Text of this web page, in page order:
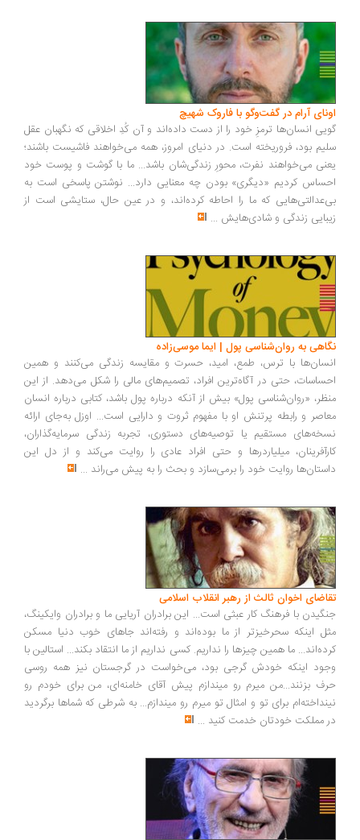
آرام در گفت‌وگو با فاروک شهیچ‭
انسان‌ها ترمزِ خود را از دست داده‌اند و آن کُدِ اخلاقی که نگهبان عقل
بود، فروریخته است. در دنیای امروز، همه می‌خواهند فاشیست باشند؛
می‌خواهند نفرت، محورِ زندگی‌شان باشد... ما با گوشت و پوست خود
کردیم «دیگری» بودن چه معنایی دارد... نوشتن پاسخی است به
که ما را احاطه کرده‌اند، و در عین حال، ستایشی است از
زندگی و شادی‌هایش...
به روان‌شناسی پول | ایما موسی‌زاده
با ترس، طمع، امید، حسرت و مقایسه زندگی می‌کنند و همین
حتی در آگاه‌ترین افراد، تصمیم‌های مالی را شکل می‌دهد. از این
«روان‌شناسی پول» بیش از آنکه درباره پول باشد، کتابی درباره انسان
و رابطه پرتنش او با مفهوم ثروت و دارایی است... اوزل به‌جای ارائه
مستقیم یا توصیه‌های دستوری، تجربه زندگی سرمایه‌گذاران،
میلیاردرها و حتی افراد عادی را روایت می‌کند و از دل این
روایت خود را برمی‌سازد و بحث را به پیش می‌راند...
اخوان ثالث از رهبر انقلاب اسلامی
با فرهنگ کار عبثی است... این برادران آریایی ما و برادران وایکینگ،
اینکه سحرخیزتر از ما بوده‌اند و رفته‌اند جاهای خوب دنیا مسکن
ما همین چیزها را نداریم. کسی نداریم از ما انتقاد بکند... استالین با
اینکه خودش گرجی بود، می‌خواست در گرجستان نیز همه روسی
بزنند...من میرم رو میندازم پیش آقای خامنه‌ای، من برای خودم رو
برای تو و امثال تو میرم رو میندازم... به شرطی که شماها برگردید
مملکت خودتان خدمت کنید...